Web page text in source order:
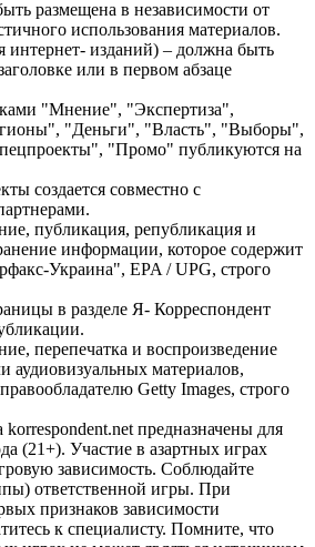
размещена в независимости от
использования материалов.
интернет- изданий) – должна быть
или в первом абзаце
"Мнение", "Экспертиза",
"Деньги", "Власть", "Выборы",
"Промо" публикуются на
создается совместно с
публикация, републикация и
информации, которое содержит
Украина", EPA / UPG, строго
в разделе Я- Корреспондент
перепечатка и воспроизведение
аудиовизуальных материалов,
Getty Images, строго
предназначены для
(21+). Участие в азартных играх
зависимость. Соблюдайте
ответственной игры. При
признаков зависимости
к специалисту. Помните, что